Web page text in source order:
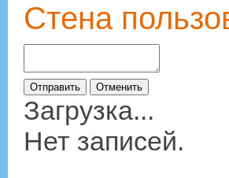
Стена
Загрузка...
Нет записей.